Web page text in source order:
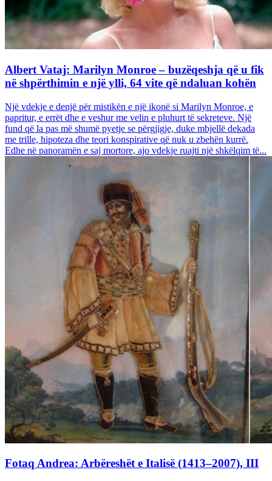
Albert Vataj: Marilyn Monroe – buzëqeshja që u fik
në shpërthimin e një ylli, 64 vite që ndaluan kohën
Një vdekje e denjë për mistikën e një ikonë si Marilyn Monroe, e
papritur, e errët dhe e veshur me velin e pluhurt të sekreteve. Një
fund që la pas më shumë pyetje se përgjigje, duke mbjellë dekada
me trille, hipoteza dhe teori konspirative që nuk u zbehën kurrë.
Edhe në panoramën e saj mortore, ajo vdekje ruajti një shkëlqim të...
Fotaq Andrea: Arbëreshët e Italisë (1413–2007), III